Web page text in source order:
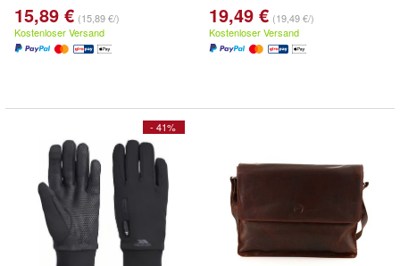
15,89 € (15,89 €/)
Kostenloser Versand
19,49 € (19,49 €/)
Kostenloser Versand
- 41%